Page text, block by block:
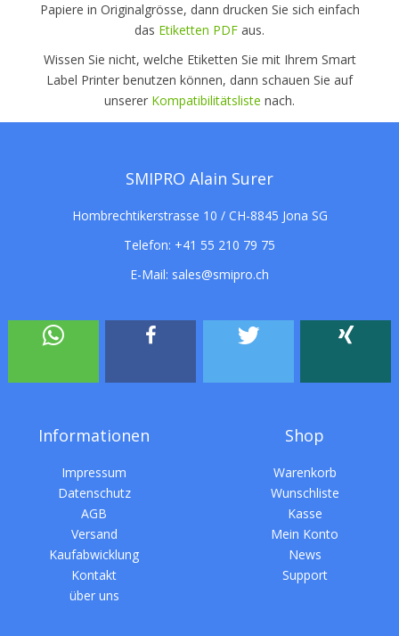
Papiere in Originalgrösse, dann drucken Sie sich einfach
das Etiketten PDF aus.
Wissen Sie nicht, welche Etiketten Sie mit Ihrem Smart
Label Printer benutzen können, dann schauen Sie auf
unserer Kompatibilitätsliste nach.
SMIPRO Alain Surer
Hombrechtikerstrasse 10 / CH-8845 Jona SG
Telefon: +41 55 210 79 75
E-Mail: sales@smipro.ch
Informationen
Impressum
Datenschutz
AGB
Versand
Kaufabwicklung
Kontakt
über uns
Shop
Warenkorb
Wunschliste
Kasse
Mein Konto
News
Support